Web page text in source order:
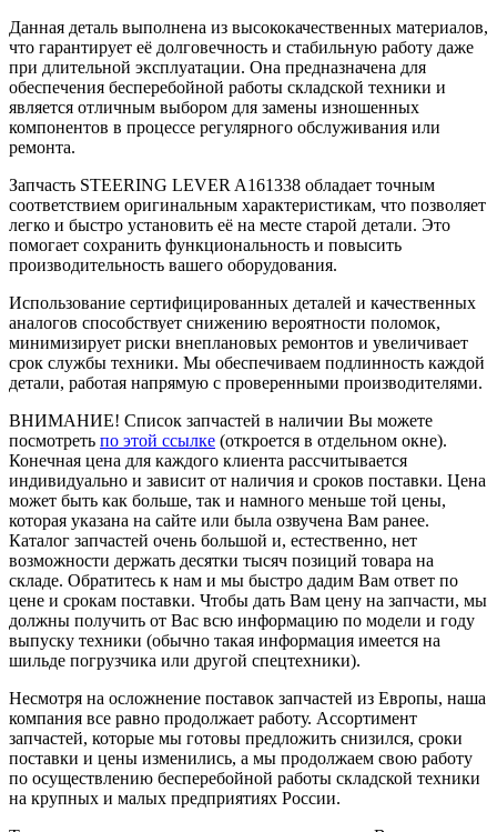
Данная деталь выполнена из высококачественных материалов,
что гарантирует её долговечность и стабильную работу даже
при длительной эксплуатации. Она предназначена для
обеспечения бесперебойной работы складской техники и
является отличным выбором для замены изношенных
компонентов в процессе регулярного обслуживания или
ремонта.
Запчасть STEERING LEVER A161338 обладает точным
соответствием оригинальным характеристикам, что позволяет
легко и быстро установить её на месте старой детали. Это
помогает сохранить функциональность и повысить
производительность вашего оборудования.
Использование сертифицированных деталей и качественных
аналогов способствует снижению вероятности поломок,
минимизирует риски внеплановых ремонтов и увеличивает
срок службы техники. Мы обеспечиваем подлинность каждой
детали, работая напрямую с проверенными производителями.
ВНИМАНИЕ! Список запчастей в наличии Вы можете
посмотреть по этой ссылке (откроется в отдельном окне).
Конечная цена для каждого клиента рассчитывается
индивидуально и зависит от наличия и сроков поставки. Цена
может быть как больше, так и намного меньше той цены,
которая указана на сайте или была озвучена Вам ранее.
Каталог запчастей очень большой и, естественно, нет
возможности держать десятки тысяч позиций товара на
складе. Обратитесь к нам и мы быстро дадим Вам ответ по
цене и срокам поставки. Чтобы дать Вам цену на запчасти, мы
должны получить от Вас всю информацию по модели и году
выпуску техники (обычно такая информация имеется на
шильде погрузчика или другой спецтехники).
Несмотря на осложнение поставок запчастей из Европы, наша
компания все равно продолжает работу. Ассортимент
запчастей, которые мы готовы предложить снизился, сроки
поставки и цены изменились, а мы продолжаем свою работу
по осуществлению бесперебойной работы складской техники
на крупных и малых предприятиях России.